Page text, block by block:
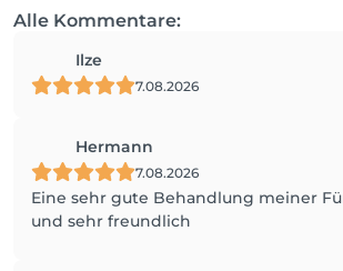
Alle Kommentare:
Ilze
7.08.2026
Hermann
7.08.2026
Eine sehr gute Behandlung meiner
und sehr freundlich